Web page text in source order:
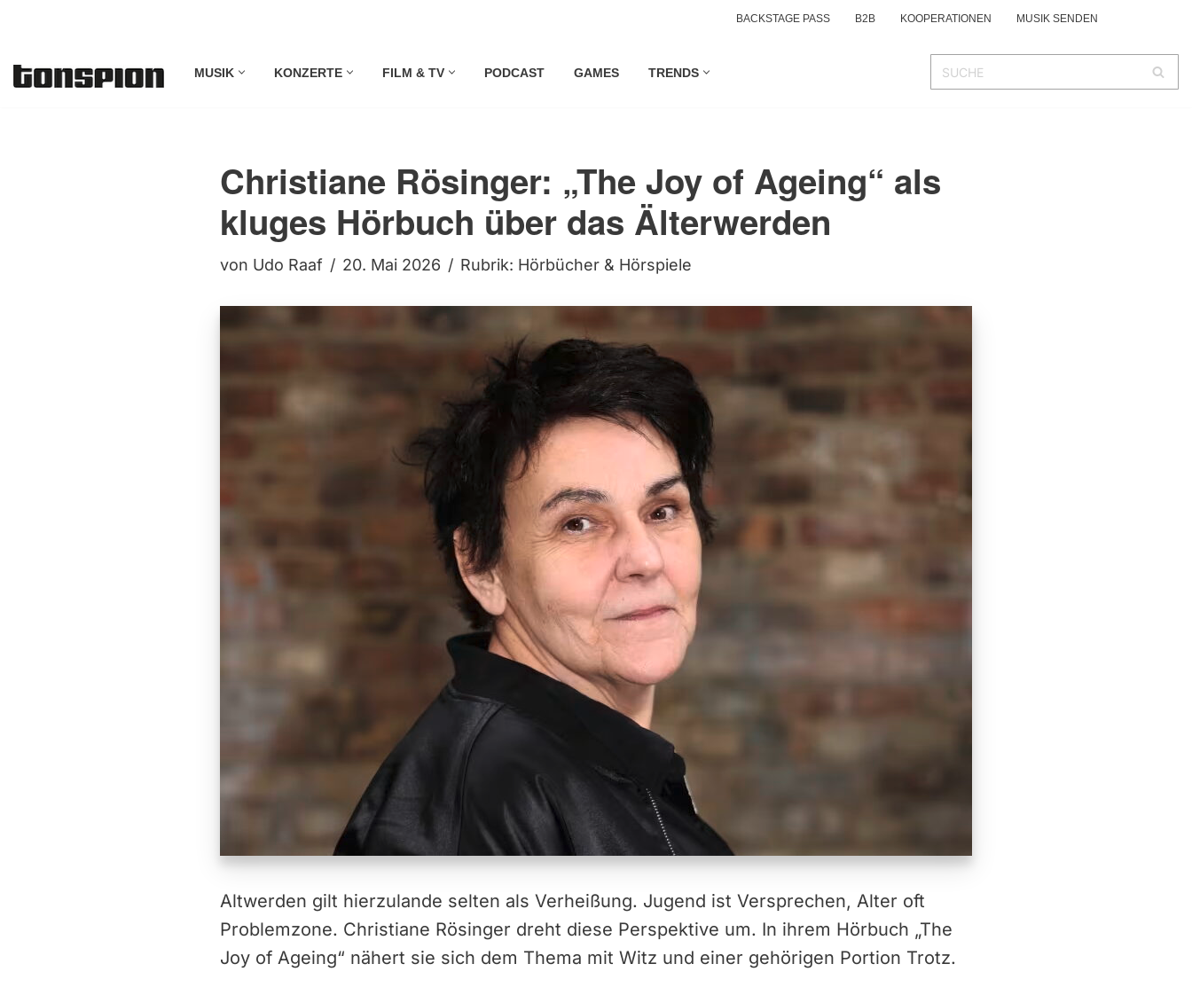
Inhalt
BACKSTAGE PASS B2B KOOPERATIONEN MUSIK SENDEN
MUSIK KONZERTE FILM & TV PODCAST GAMES TRENDS
Christiane Rösinger: „The Joy of Ageing“ als
kluges Hörbuch über das Älterwerden
von Udo Raaf 20. Mai 2026 Rubrik: Hörbücher & Hörspiele
Altwerden gilt hierzulande selten als Verheißung. Jugend ist Versprechen, Alter oft
Problemzone. Christiane Rösinger dreht diese Perspektive um. In ihrem Hörbuch „The
Joy of Ageing“ nähert sie sich dem Thema mit Witz und einer gehörigen Portion Trotz.